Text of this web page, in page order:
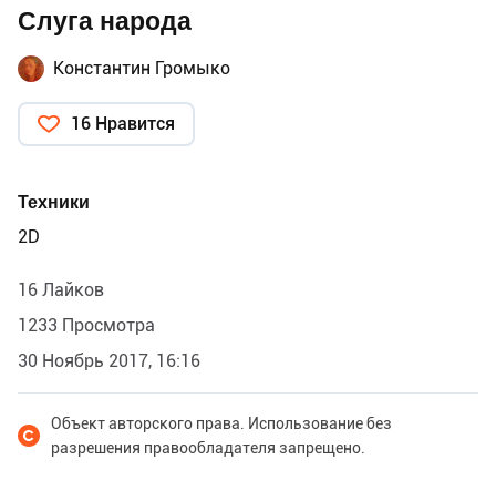
Слуга народа
Константин Громыко
16 Нравится
Техники
2D
16 Лайков
1233 Просмотра
30 Ноябрь 2017, 16:16
Объект авторского права. Использование без
разрешения правообладателя запрещено.